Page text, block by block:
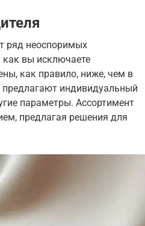
ряд неоспоримых
как вы исключаете
как правило, ниже, чем в
предлагают индивидуальный
параметры. Ассортимент
предлагая решения для